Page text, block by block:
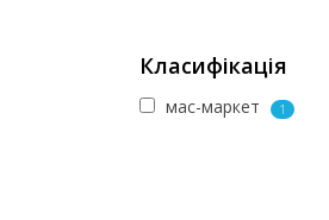
Класифікація
мас-маркет 1